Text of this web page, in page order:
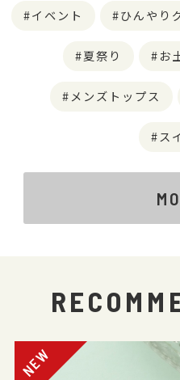
イベント ひんやり
夏祭り お
メンズトップス
ス